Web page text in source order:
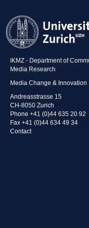
IKMZ - Department of
Media Research
Media Change & Innovation
Andreasstrasse 15
CH-8050 Zurich
Phone +41 (0)44 635 20 92
Fax +41 (0)44 634 49 34
Contact